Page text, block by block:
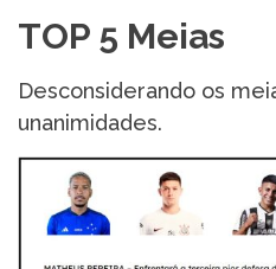
TOP 5 Meias
Desconsiderando os
unanimidades.